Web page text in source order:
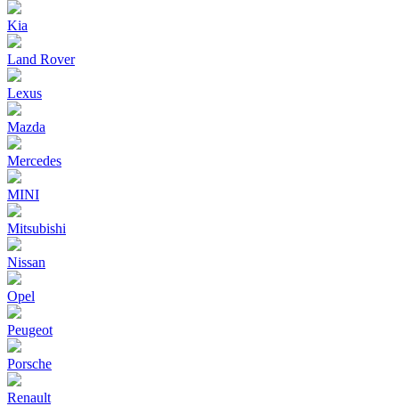
Kia
Land Rover
Lexus
Mazda
Mercedes
MINI
Mitsubishi
Nissan
Opel
Peugeot
Porsche
Renault